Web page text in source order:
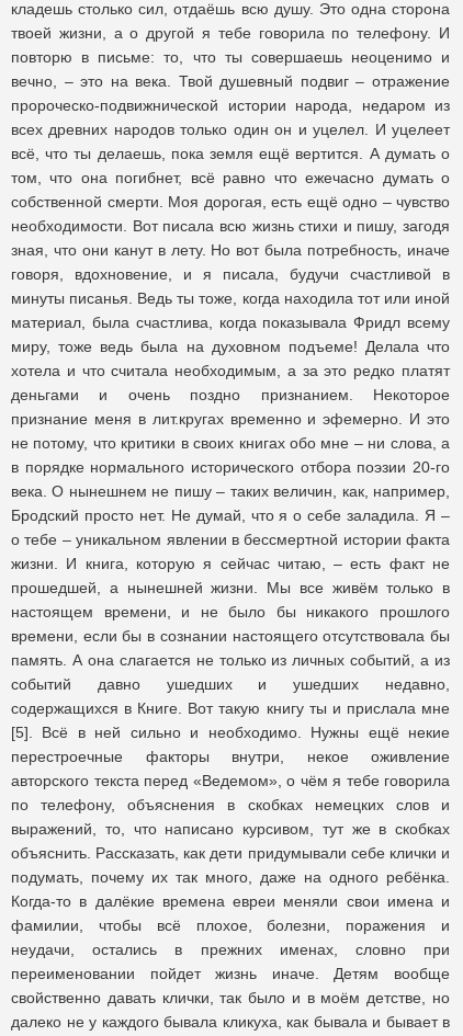
кладешь столько сил, отдаёшь всю душу. Это одна сторона
твоей жизни, а о другой я тебе говорила по телефону. И
повторю в письме: то, что ты совершаешь неоценимо и
вечно, – это на века. Твой душевный подвиг – отражение
пророческо-подвижнической истории народа, недаром из
всех древних народов только один он и уцелел. И уцелеет
всё, что ты делаешь, пока земля ещё вертится. А думать о
том, что она погибнет, всё равно что ежечасно думать о
собственной смерти. Моя дорогая, есть ещё одно – чувство
необходимости. Вот писала всю жизнь стихи и пишу, загодя
зная, что они канут в лету. Но вот была потребность, иначе
говоря, вдохновение, и я писала, будучи счастливой в
минуты писанья. Ведь ты тоже, когда находила тот или иной
материал, была счастлива, когда показывала Фридл всему
миру, тоже ведь была на духовном подъеме! Делала что
хотела и что считала необходимым, а за это редко платят
деньгами и очень поздно признанием. Некоторое
признание меня в лит.кругах временно и эфемерно. И это
не потому, что критики в своих книгах обо мне – ни слова, а
в порядке нормального исторического отбора поэзии 20-го
века. О нынешнем не пишу – таких величин, как, например,
Бродский просто нет. Не думай, что я о себе заладила. Я –
о тебе – уникальном явлении в бессмертной истории факта
жизни. И книга, которую я сейчас читаю, – есть факт не
прошедшей, а нынешней жизни. Мы все живём только в
настоящем времени, и не было бы никакого прошлого
времени, если бы в сознании настоящего отсутствовала бы
память. А она слагается не только из личных событий, а из
событий давно ушедших и ушедших недавно,
содержащихся в Книге. Вот такую книгу ты и прислала мне
[5]. Всё в ней сильно и необходимо. Нужны ещё некие
перестроечные факторы внутри, некое оживление
авторского текста перед «Ведемом», о чём я тебе говорила
по телефону, объяснения в скобках немецких слов и
выражений, то, что написано курсивом, тут же в скобках
объяснить. Рассказать, как дети придумывали себе клички и
подумать, почему их так много, даже на одного ребёнка.
Когда-то в далёкие времена евреи меняли свои имена и
фамилии, чтобы всё плохое, болезни, поражения и
неудачи, остались в прежних именах, словно при
переименовании пойдет жизнь иначе. Детям вообще
свойственно давать клички, так было и в моём детстве, но
далеко не у каждого бывала кликуха, как бывала и бывает в